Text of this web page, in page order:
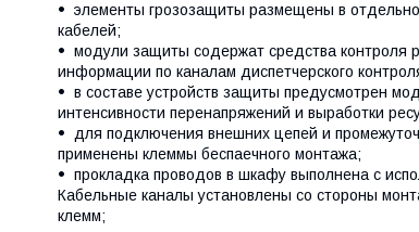
элементы грозозащиты размещены в
кабелей;
модули защиты содержат средства контроля
информации по каналам диспетчерского
в составе устройств защиты предусмотрен
интенсивности перенапряжений и выработки
для подключения внешних цепей и
применены клеммы беспаечного монтажа;
прокладка проводов в шкафу выполнена с
Кабельные каналы установлены со стороны
клемм;